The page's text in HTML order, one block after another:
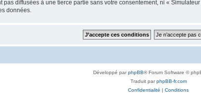
diffusées à une tierce partie sans votre consentement, ni «
données.
Développé parphpBB® Forum Software ©
Traduit parphpBB-fr.com
Confidentialité | Conditions